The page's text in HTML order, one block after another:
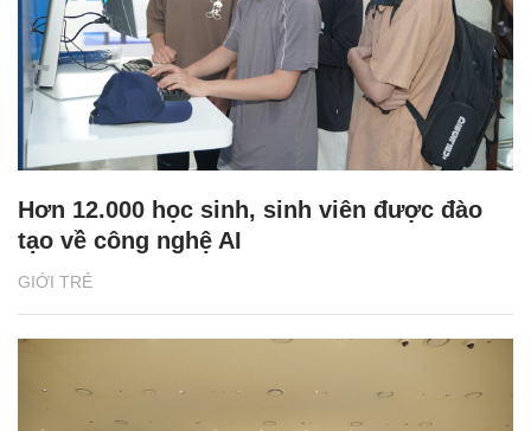
GIỚI TRẺ
Hơn 12.000 học sinh, sinh viên được đào
tạo về công nghệ AI